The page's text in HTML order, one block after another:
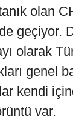
olan
geçiyor.
olarak
genel
kendi
var.